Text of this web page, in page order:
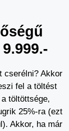
cserélni? Akkor
fel a töltést
töltöttsége,
25%-ra (ezt
Akkor, ha már